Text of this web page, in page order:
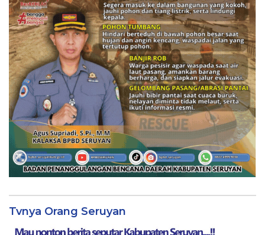
Tvnya Orang Seruyan